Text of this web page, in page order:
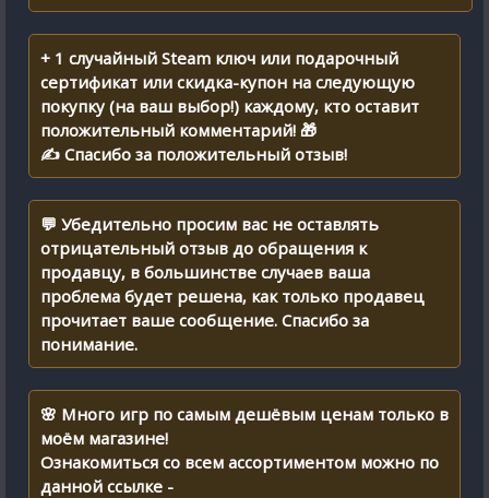
+ 1 случайный Steam ключ или подарочный
сертификат или скидка-купон на следующую
покупку (на ваш выбор!) каждому, кто оставит
положительный комментарий! 🎁
✍ Спасибо за положительный отзыв!
💬 Убедительно просим вас не оставлять
отрицательный отзыв до обращения к
продавцу, в большинстве случаев ваша
проблема будет решена, как только продавец
прочитает ваше сообщение. Спасибо за
понимание.
🌸 Много игр по самым дешёвым ценам только в
моём магазине!
Ознакомиться со всем ассортиментом можно по
данной ссылке -